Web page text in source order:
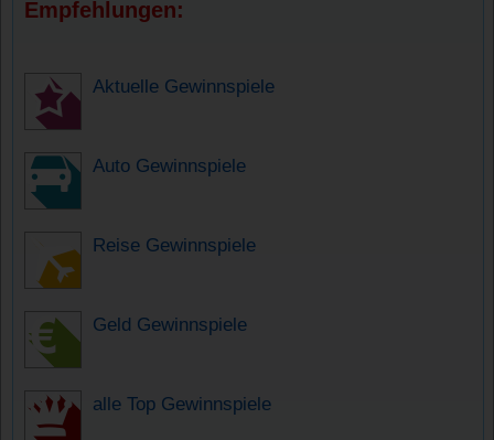
Empfehlungen:
Aktuelle Gewinnspiele
Auto Gewinnspiele
Reise Gewinnspiele
Geld Gewinnspiele
alle Top Gewinnspiele